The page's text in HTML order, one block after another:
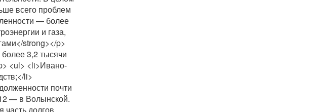
всего проблем
— более
и газа,
strong></p>
3,2 тысячи
<ul> <li>Ивано-
li>
почти
— в Волынской.